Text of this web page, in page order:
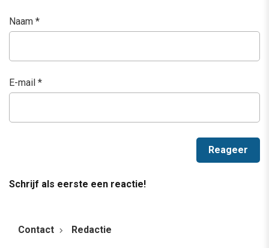
Naam *
E-mail *
Schrijf als eerste een reactie!
Contact Redactie